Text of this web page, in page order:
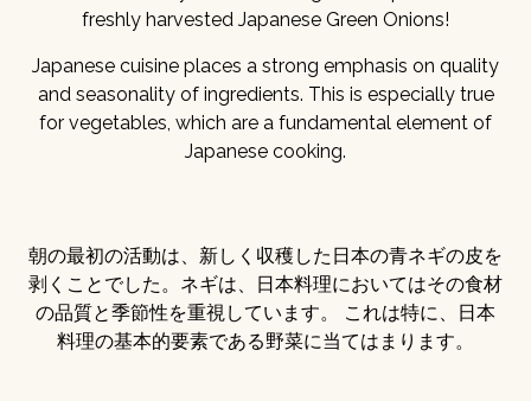
freshly harvested Japanese Green Onions!
Japanese cuisine places a strong emphasis on quality
and seasonality of ingredients. This is especially true
for vegetables, which are a fundamental element of
Japanese cooking.
朝の最初の活動は、新しく収穫した日本の青ネギの皮を
剥くことでした。ネギは、日本料理においてはその食材
の品質と季節性を重視しています。 これは特に、日本
料理の基本的要素である野菜に当てはまります。